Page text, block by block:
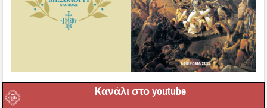
Kανάλι στο youtube